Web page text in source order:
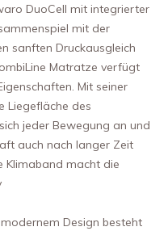
DuoCell mit integrierter
mit der
sanften Druckausgleich
Matratze verfügt
Mit seiner
Liegefläche des
jeder Bewegung an und
auch nach langer Zeit
Klimaband macht die
Design besteht